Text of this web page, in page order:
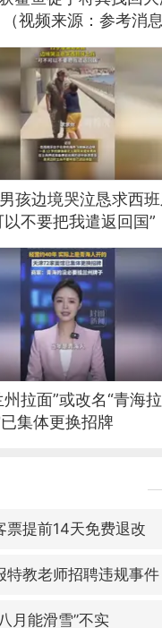
视频来源：参考消息
孩边境哭泣恳求西
不要把我遣返回国”
拉面”或改名“青海
集体更换招牌
票提前14天免费退改
特教老师招聘违规事件
月能滑雪”不实